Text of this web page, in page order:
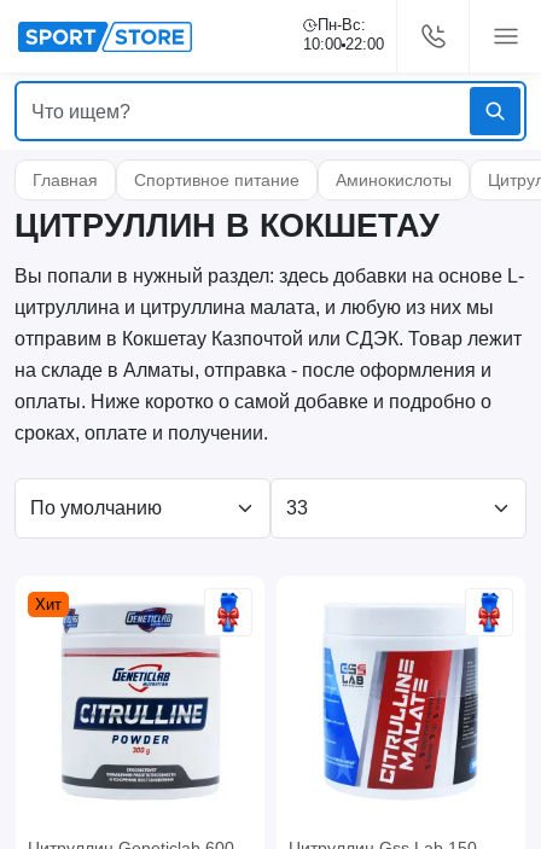
Пн-Вс:
10:00 22:00
Главная Спортивное питание Аминокислоты
ЦИТРУЛЛИН В КОКШЕТАУ
Вы попали в нужный раздел: здесь добавки на основе L-
цитруллина и цитруллина малата, и любую из них мы
отправим в Кокшетау Казпочтой или СДЭК. Товар лежит
на складе в Алматы, отправка - после оформления и
оплаты. Ниже коротко о самой добавке и подробно о
сроках, оплате и получении.
Хит